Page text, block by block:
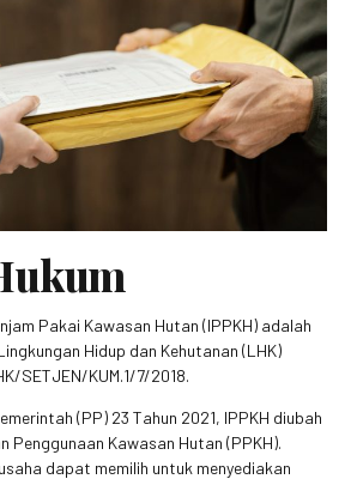
Pakai Kawasan Hutan (IPPKH) adalah
Hidup dan Kehutanan (LHK)
SETJEN/KUM.1/7/2018.
(PP) 23 Tahun 2021, IPPKH diubah
Penggunaan Kawasan Hutan (PPKH).
dapat memilih untuk menyediakan